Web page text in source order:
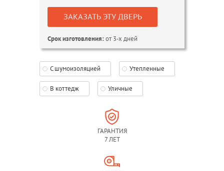
ЗАКАЗАТЬ ЭТУ ДВЕРЬ
Срок изготовления:от 3-х дней
С шумоизоляцией Утепленные
В коттедж Уличные
ГАРАНТИЯ
7 ЛЕТ